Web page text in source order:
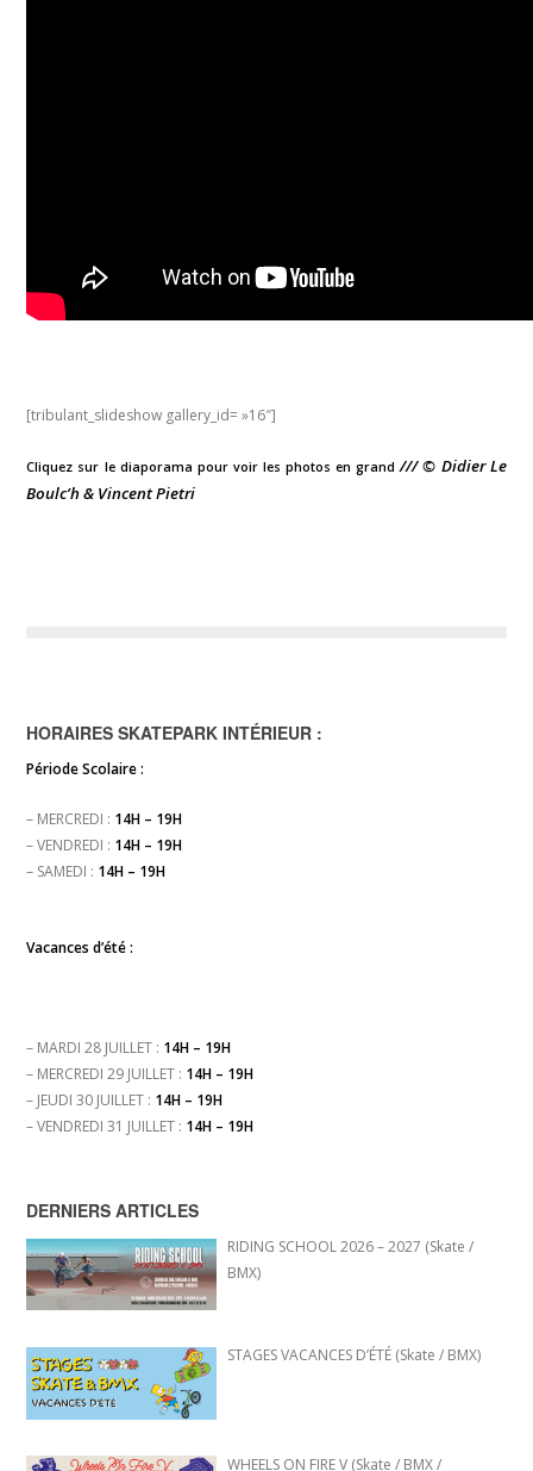
[tribulant_slideshow gallery_id= »16″]
Cliquez sur le diaporama pour voir les photos en grand /// © Didier Le
Boulc’h & Vincent Pietri
HORAIRES SKATEPARK INTÉRIEUR :
Période Scolaire :
– MERCREDI : 14H – 19H
– VENDREDI : 14H – 19H
– SAMEDI : 14H – 19H
Vacances d’été :
– MARDI 28 JUILLET : 14H – 19H
– MERCREDI 29 JUILLET : 14H – 19H
– JEUDI 30 JUILLET : 14H – 19H
– VENDREDI 31 JUILLET : 14H – 19H
DERNIERS ARTICLES
RIDING SCHOOL 2026 – 2027 (Skate /
BMX)
STAGES VACANCES D’ÉTÉ (Skate / BMX)
WHEELS ON FIRE V (Skate / BMX /